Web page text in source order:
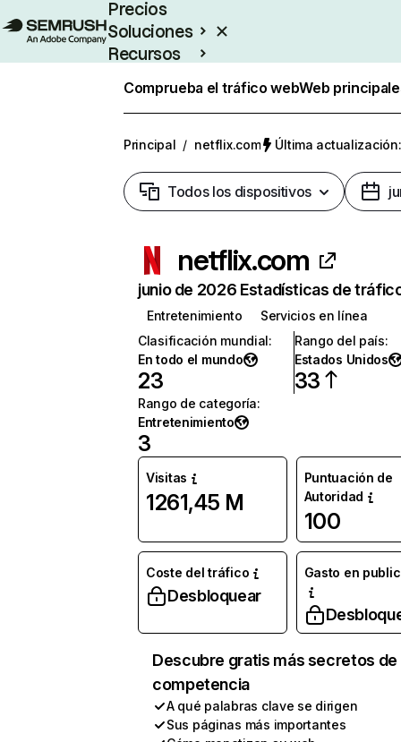
Precios
Soluciones
Recursos
Comprueba el tráfico webWeb
Principal / netflix.com Última
Todos los dispositivos
netflix.com
junio de 2026 Estadísticas de
Entretenimiento
Servicios en línea
Clasificación mundial:
En todo el mundo
23
Rango del país:
Estados Unidos
33
Rango de categoría:
Entretenimiento
3
Visitas
1261,45 M
Puntuación de
Autoridad
100
Coste del tráfico
Desbloquear
Gasto en
Descubre gratis más secretos de
competencia
A qué palabras clave se dirigen
Sus páginas más importantes